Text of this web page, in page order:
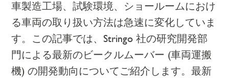
車製造工場、試験環境、ショールームにおけ
る車両の取り扱い方法は急速に変化していま
す。この記事では、Stringo 社の研究開発部
門による最新のビークルムーバー (車両運搬
機) の開発動向についてご紹介します。最新